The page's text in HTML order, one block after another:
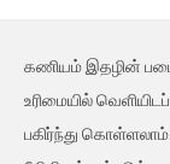
கணியம் இதழின்
உரிமையில்
பகிர்ந்து கொள்ளலாம்.